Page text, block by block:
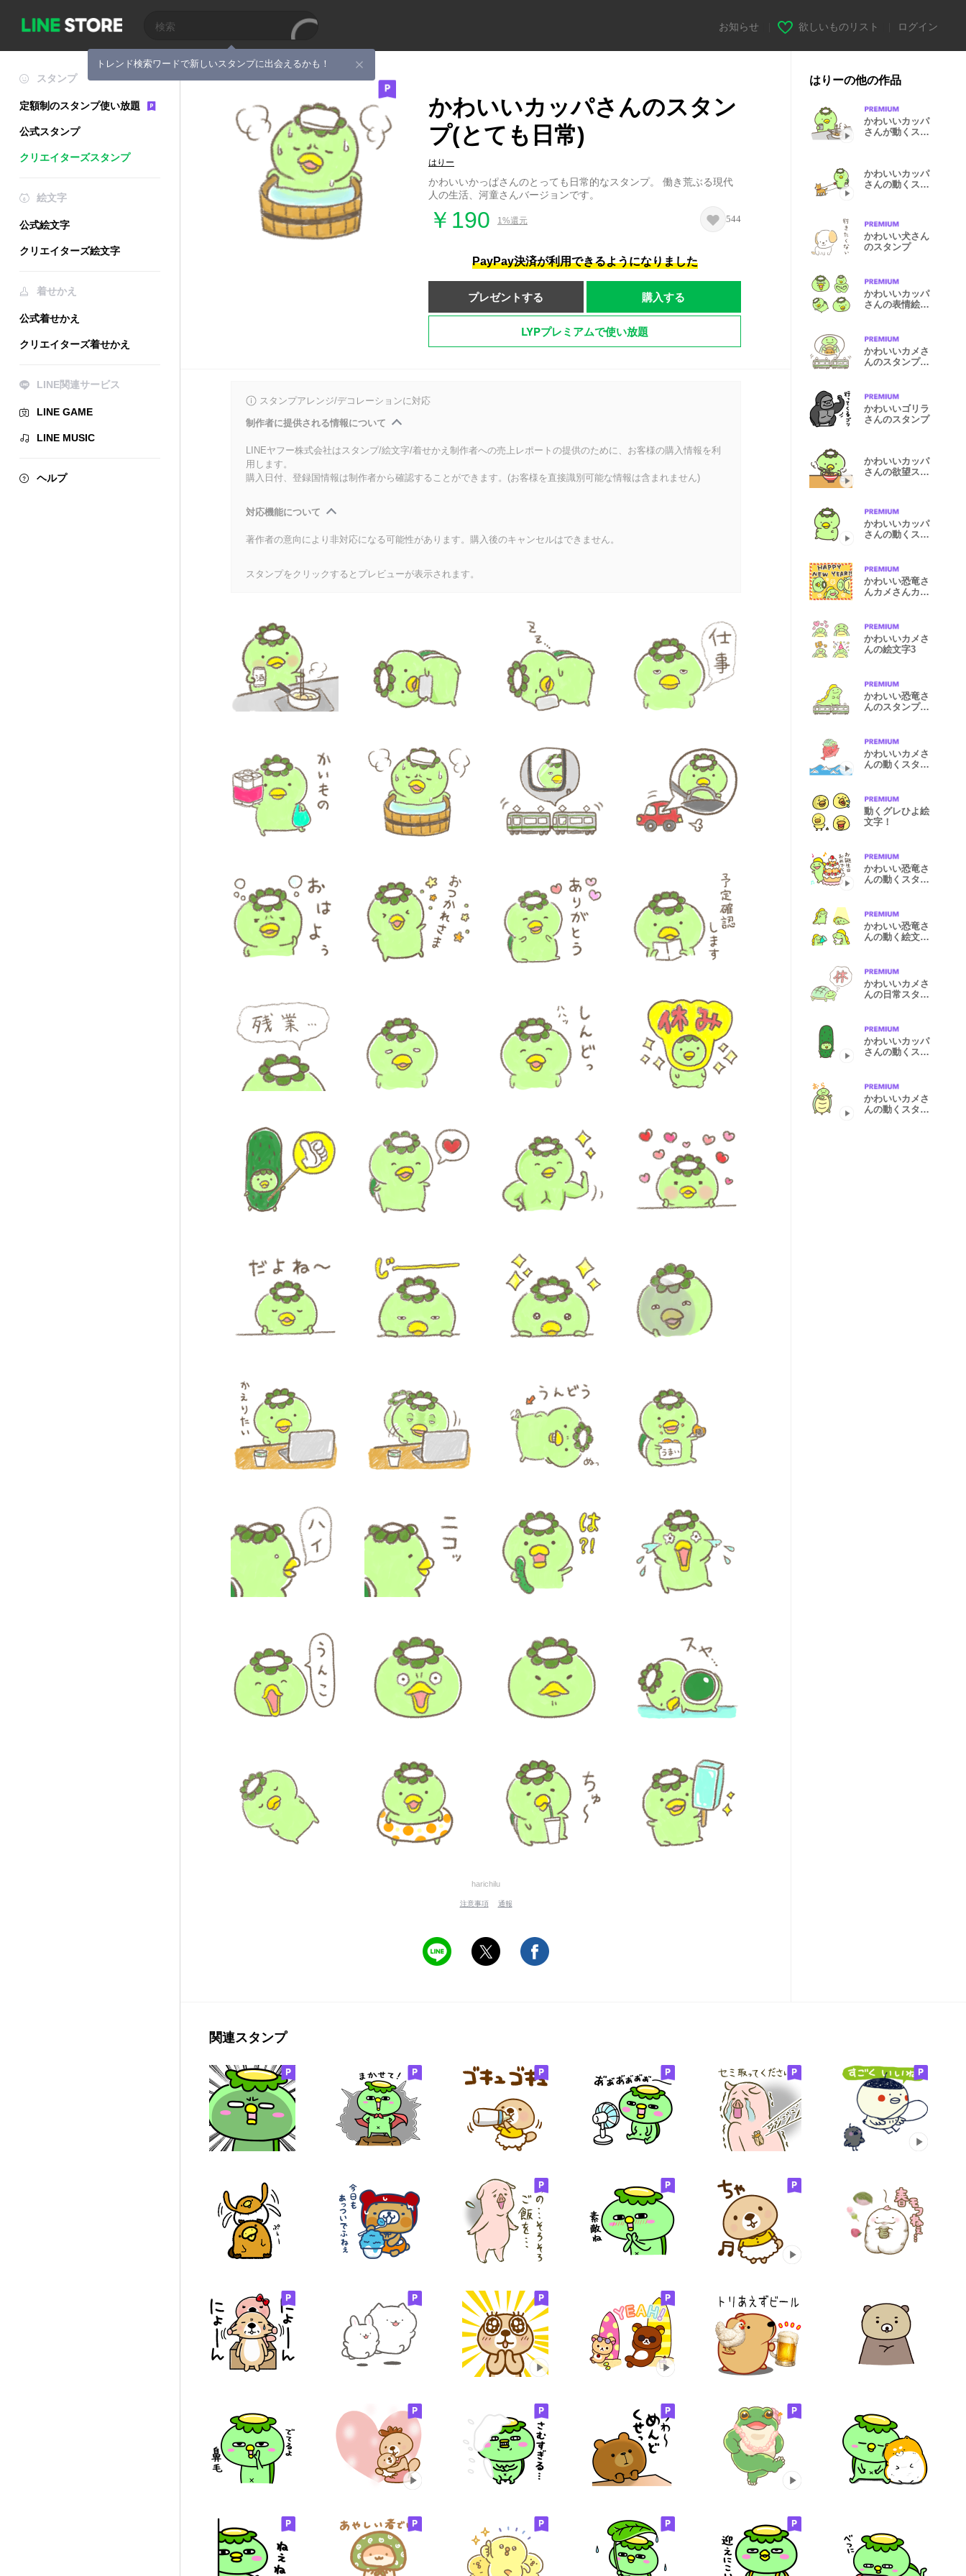
トレンド検索ワードで新しいスタンプに出会えるかも！
お知らせ 欲しいものリスト ログイン
スタンプ
定額制のスタンプ使い放題
公式スタンプ
クリエイターズスタンプ
絵文字
公式絵文字
クリエイターズ絵文字
着せかえ
公式着せかえ
クリエイターズ着せかえ
LINE関連サービス
LINE GAME
LINE MUSIC
ヘルプ
かわいいカッパさんのスタン
プ(とても日常)
はりー
かわいいかっぱさんのとっても日常的なスタンプ。 働き荒ぶる現代
人の生活、河童さんバージョンです。
￥190 1%還元 544
PayPay決済が利用できるようになりました
プレゼントする 購入する
LYPプレミアムで使い放題
スタンプアレンジ/デコレーションに対応
制作者に提供される情報について
LINEヤフー株式会社はスタンプ/絵文字/着せかえ制作者への売上レポートの提供のために、お客様の購入情報を利
用します。
購入日付、登録国情報は制作者から確認することができます。(お客様を直接識別可能な情報は含まれません)
対応機能について
著作者の意向により非対応になる可能性があります。購入後のキャンセルはできません。
スタンプをクリックするとプレビューが表示されます。
harichilu
注意事項 通報
はりーの他の作品
かわいいカッパ
さんが動くスタ
かわいいカッパ
さんの動くスタ
かわいい犬さん
のスタンプ
かわいいカッパ
さんの表情絵文
かわいいカメさ
んのスタンプ
かわいいゴリラ
さんのスタンプ
かわいいカッパ
さんの欲望スタ
かわいいカッパ
さんの動くスタ
かわいい恐竜さ
んカメさんカッ
かわいいカメさ
んの絵文字3
かわいい恐竜さ
んのスタンプ
かわいいカメさ
んの動くスタン
動くグレひよ絵
文字！
かわいい恐竜さ
んの動くスタン
かわいい恐竜さ
んの動く絵文字
かわいいカメさ
んの日常スタン
かわいいカッパ
さんの動くスタ
かわいいカメさ
んの動くスタン
関連スタンプ